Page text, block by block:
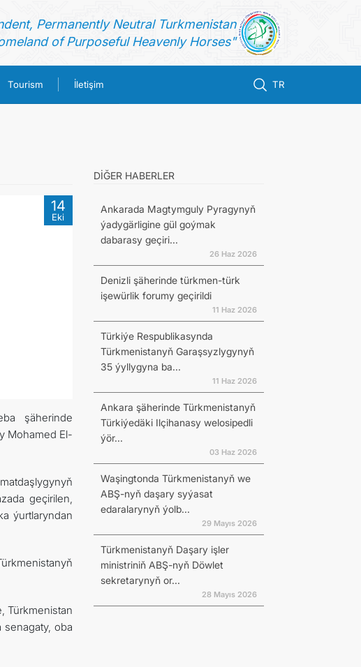
Permanently Neutral Turkmenistan
of Purposeful Heavenly Horses"
Tourism İletişim TR
14
Eki
şäherinde
Mohamed El-
geçirilen,
ýurtlaryndan
Türkmenistan
senagaty, oba
DİĞER HABERLER
Ankarada Magtymguly Pyragynyň
ýadygärligine gül goýmak
dabarasy geçiri...
26 Haz 2026
Denizli şäherinde türkmen-türk
işewürlik forumy geçirildi
11 Haz 2026
Türkiýe Respublikasynda
Türkmenistanyň Garaşsyzlygynyň
35 ýyllygyna ba...
11 Haz 2026
Ankara şäherinde Türkmenistanyň
Türkiýedäki Ilçihanasy welosipedli
ýör...
03 Haz 2026
Waşingtonda Türkmenistanyň we
ABŞ-nyň daşary syýasat
edaralarynyň ýolb...
29 Mayıs 2026
Türkmenistanyň Daşary işler
ministriniň ABŞ-nyň Döwlet
sekretarynyň or...
28 Mayıs 2026